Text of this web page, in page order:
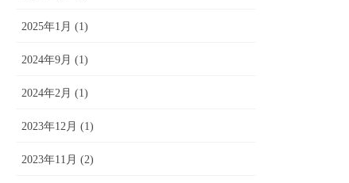
2025年1月 (1)
2024年9月 (1)
2024年2月 (1)
2023年12月 (1)
2023年11月 (2)